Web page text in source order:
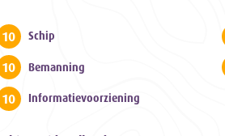
10 Schip
10 Bemanning
10 Informatievoorziening